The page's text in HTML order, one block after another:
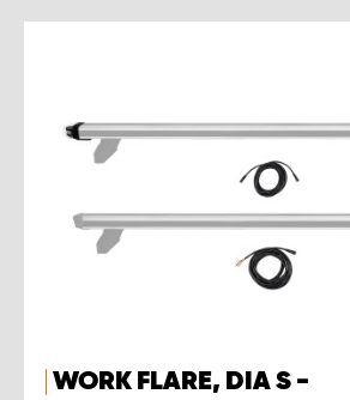
WORK FLARE, DIA S -